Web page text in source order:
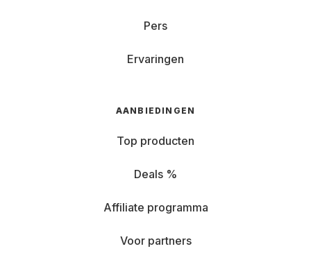
Pers
Ervaringen
AANBIEDINGEN
Top producten
Deals %
Affiliate programma
Voor partners